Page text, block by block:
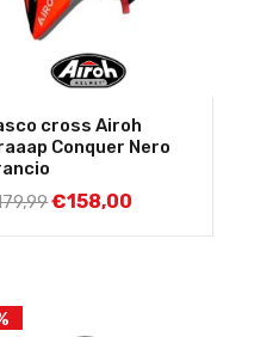
cross Airoh
Conquer Nero
€158,00